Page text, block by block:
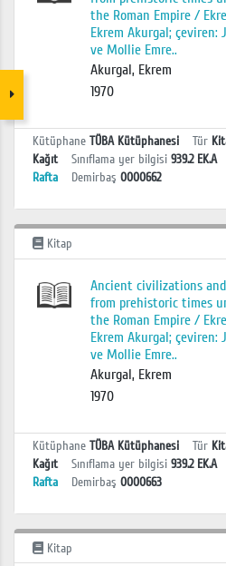
the Roman Empire /
Ekrem Akurgal; çeviren:
ve Mollie Emre..
Akurgal, Ekrem
1970
Kütüphane TÜBA Kütüphanesi Tür
Kağıt
Sınıflama yer bilgisi 939.2 EK.A
Rafta
Demirbaş 0000662
Kitap
Ancient civilizations
from prehistoric times
the Roman Empire /
Ekrem Akurgal; çeviren:
ve Mollie Emre..
Akurgal, Ekrem
1970
Kütüphane TÜBA Kütüphanesi Tür
Kağıt
Sınıflama yer bilgisi 939.2 EK.A
Rafta
Demirbaş 0000663
Kitap